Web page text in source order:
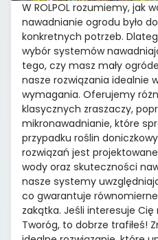
W ROLPOL rozumiemy, jak
nawadnianie ogrodu było
konkretnych potrzeb.
wybór systemów
tego, czy masz mały
nasze rozwiązania idealnie
wymagania. Oferujemy
klasycznych zraszaczy,
mikronawadnianie, które
przypadku roślin
rozwiązań jest
wody oraz skuteczności
nasze systemy
co gwarantuje
zakątka. Jeśli interesuje
Tworóg, to dobrze trafiłeś!